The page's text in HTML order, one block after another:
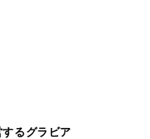
るグラビア